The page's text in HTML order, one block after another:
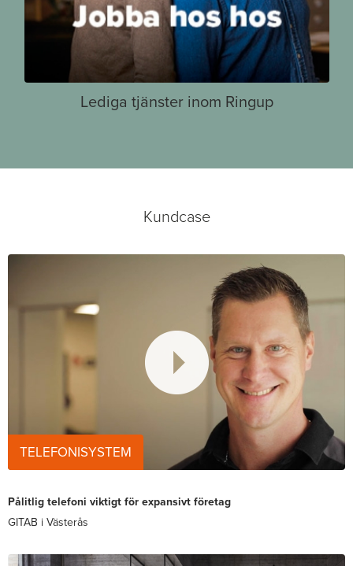
Lediga tjänster inom Ringup
Kundcase
TELEFONISYSTEM
Pålitlig telefoni viktigt för expansivt företag
GITAB i Västerås